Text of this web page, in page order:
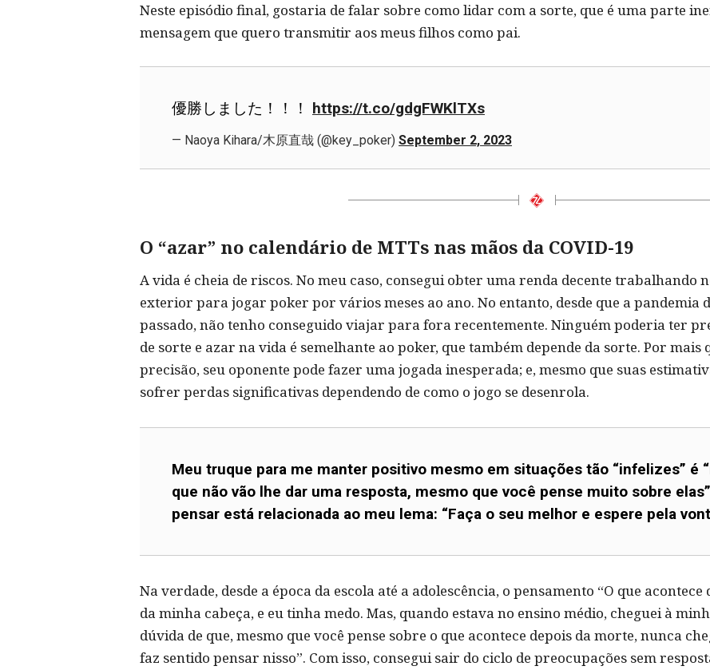
Neste episódio final, gostaria de falar sobre como lidar com a sorte, que é uma parte
mensagem que quero transmitir aos meus filhos como pai.
優勝しました！！！ https://t.co/gdgFWKlTXs
— Naoya Kihara/木原直哉 (@key_poker) September 2, 2023
O “azar” no calendário de MTTs nas mãos da COVID-19
A vida é cheia de riscos. No meu caso, consegui obter uma renda decente trabalhando
exterior para jogar poker por vários meses ao ano. No entanto, desde que a pandemia
passado, não tenho conseguido viajar para fora recentemente. Ninguém poderia ter
de sorte e azar na vida é semelhante ao poker, que também depende da sorte. Por
precisão, seu oponente pode fazer uma jogada inesperada; e, mesmo que suas
sofrer perdas significativas dependendo de como o jogo se desenrola.
Meu truque para me manter positivo mesmo em situações tão “infelizes” é
que não vão lhe dar uma resposta, mesmo que você pense muito sobre
pensar está relacionada ao meu lema: “Faça o seu melhor e espere pela
Na verdade, desde a época da escola até a adolescência, o pensamento “O que
da minha cabeça, e eu tinha medo. Mas, quando estava no ensino médio, cheguei à
dúvida de que, mesmo que você pense sobre o que acontece depois da morte, nunca
faz sentido pensar nisso”. Com isso, consegui sair do ciclo de preocupações sem